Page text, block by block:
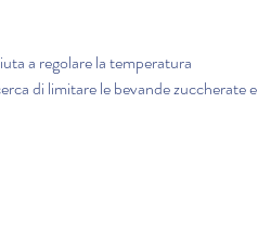
a regolare la temperatura
di limitare le bevande zuccherate e